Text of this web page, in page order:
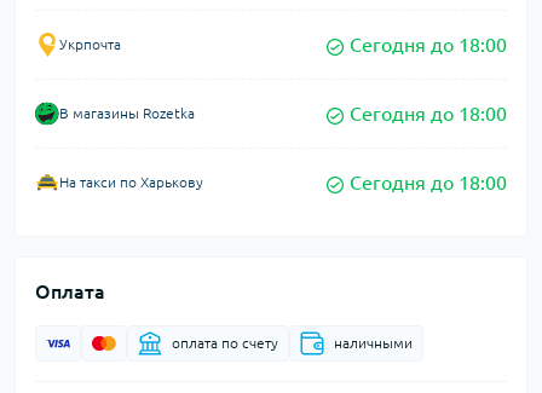
Укрпочта Сегодня до 18:00
В магазины Rozetka Сегодня до 18:00
На такси по Харькову Сегодня до 18:00
Оплата
оплата по счету наличными